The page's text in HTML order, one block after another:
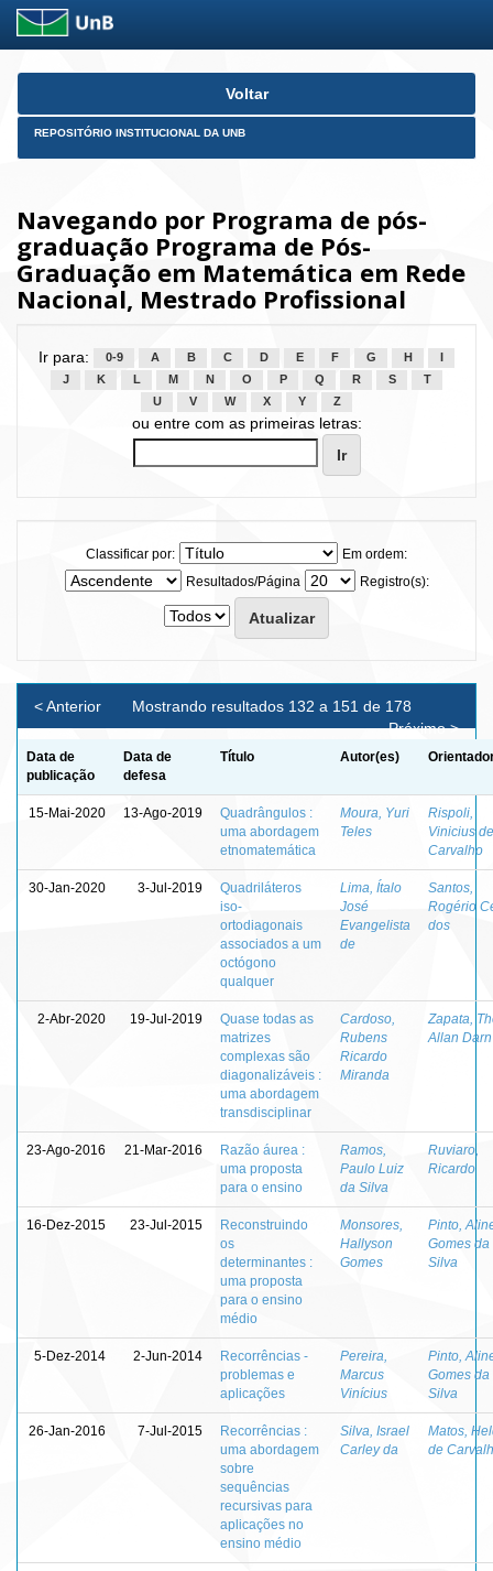
Skip
Voltar
REPOSITÓRIO INSTITUCIONAL DA UNB
Navegando por Programa de pós-
graduação Programa de Pós-
Graduação em Matemática em Rede
Nacional, Mestrado Profissional
Ir para: 0-9 A B C D E F G H
J
K L M N O P Q R S
T
U
V W X Y Z
ou entre com as primeiras letras:
Classificar por:
Em ordem:
Resultados/Página
Registro(s):
Mostrando resultados 132 a 151 de 178
< Anterior
Próximo >
Data de
publicação
Data de
defesa
Título Autor(es)
15-Mai-2020 13-Ago-2019
Quadrângulos :
uma abordagem
etnomatemática
Moura, Yuri
Teles
Rispoli,
Vinicius de
Carvalho
30-Jan-2020 3-Jul-2019
Quadriláteros
iso-
ortodiagonais
associados a um
octógono
qualquer
Lima, Ítalo
José
Evangelista
de
Santos,
Rogério
dos
2-Abr-2020 19-Jul-2019
Quase todas as
matrizes
complexas são
diagonalizáveis :
uma abordagem
transdisciplinar
Cardoso,
Rubens
Ricardo
Miranda
Zapata,
Allan Darn
23-Ago-2016 21-Mar-2016
Razão áurea :
uma proposta
para o ensino
Ramos,
Paulo Luiz
da Silva
Ruviaro,
Ricardo
16-Dez-2015 23-Jul-2015
Reconstruindo
os
determinantes :
uma proposta
para o ensino
médio
Monsores,
Hallyson
Gomes
Pinto,
Gomes da
Silva
5-Dez-2014 2-Jun-2014
Recorrências -
problemas e
aplicações
Pereira,
Marcus
Vinícius
Pinto,
Gomes da
Silva
26-Jan-2016 7-Jul-2015
Recorrências :
uma abordagem
sobre
sequências
recursivas para
aplicações no
ensino médio
Silva, Israel
Carley da
Matos,
de